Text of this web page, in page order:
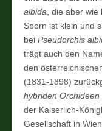
albida , die aber
Sporn ist klein und
beiPseudorchis
trägt auch den
den
(1831-1898)
hybriden
der Kaiserlich-
Gesellschaft in